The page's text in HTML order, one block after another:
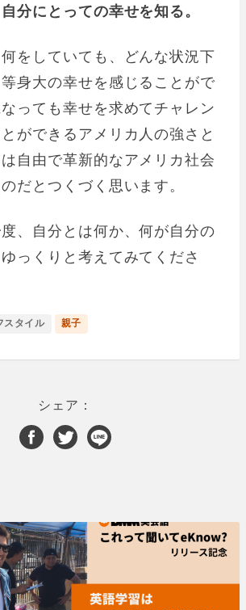
分にとっての幸せを知る。
をしていても、どんな状況下
身大の幸せを感じることがで
っても幸せを求めてチャレン
ができるアメリカ人の強さと
自由で革新的なアメリカ社会
だとつくづく思います。
、自分とは何か、何が自分の
っくりと考えてみてくださ
スタイル 親子
シェア：